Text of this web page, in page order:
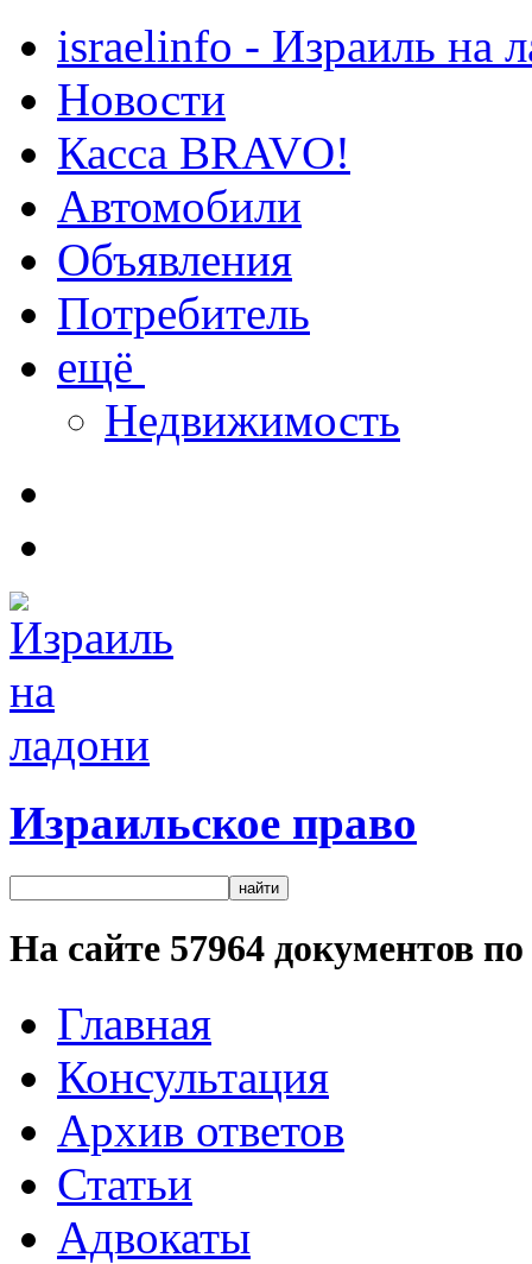
israelinfo - Израиль на
Новости
Касса BRAVO!
Автомобили
Объявления
Потребитель
ещё
Недвижимость
Израильское право
На сайте 57964 документов
Главная
Консультация
Архив ответов
Статьи
Адвокаты